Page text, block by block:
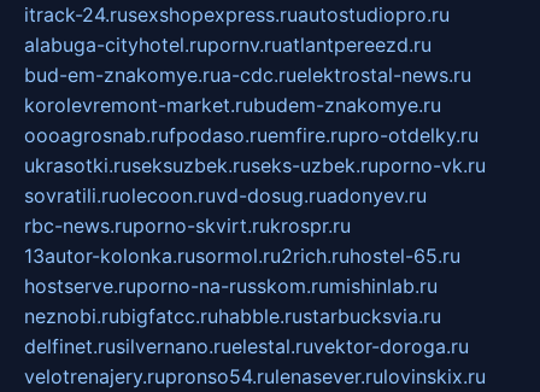
itrack-24.rusexshopexpress.ruautostudiopro.ru
alabuga-cityhotel.rupornv.ruatlantpereezd.ru
bud-em-znakomye.rua-cdc.ruelektrostal-news.ru
korolevremont-market.rubudem-znakomye.ru
oooagrosnab.rufpodaso.ruemfire.rupro-otdelky.ru
ukrasotki.ruseksuzbek.ruseks-uzbek.ruporno-vk.ru
sovratili.ruolecoon.ruvd-dosug.ruadonyev.ru
rbc-news.ruporno-skvirt.rukrospr.ru
13autor-kolonka.rusormol.ru2rich.ruhostel-65.ru
hostserve.ruporno-na-russkom.rumishinlab.ru
neznobi.rubigfatcc.ruhabble.rustarbucksvia.ru
delfinet.rusilvernano.ruelestal.ruvektor-doroga.ru
velotrenajery.rupronso54.rulenasever.rulovinskix.ru